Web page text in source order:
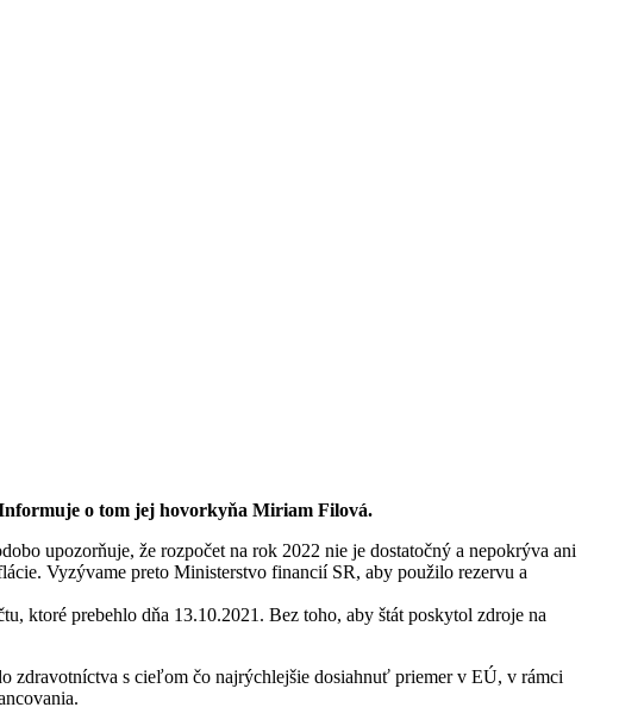
o tom jej hovorkyňa Miriam Filová.
upozorňuje, že rozpočet na rok 2022 nie je dostatočný a nepokrýva ani
Vyzývame preto Ministerstvo financií SR, aby použilo rezervu a
ktoré prebehlo dňa 13.10.2021. Bez toho, aby štát poskytol zdroje na
zdravotníctva s cieľom čo najrýchlejšie dosiahnuť priemer v EÚ, v rámci